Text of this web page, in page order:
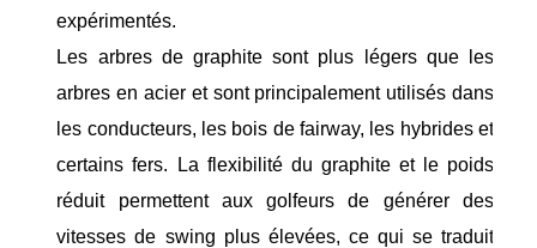
expérimentés.
Les arbres de graphite sont plus légers que les
arbres en acier et sont principalement utilisés dans
les conducteurs, les bois de fairway, les hybrides et
certains fers. La flexibilité du graphite et le poids
réduit permettent aux golfeurs de générer des
vitesses de swing plus élevées, ce qui se traduit